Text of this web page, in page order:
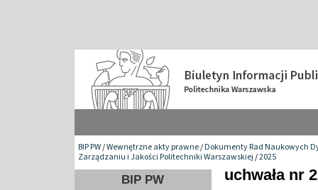
BIP PW/Wewnętrzne akty prawne/Dokumenty Rad Naukowych
Zarządzaniu i Jakości Politechniki Warszawskiej/2025
BIP PW uchwała nr